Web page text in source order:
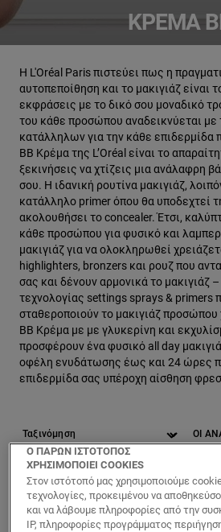
ΚΡΈΜΑ
Η L'Oréal Paris πιστεύει πως η
αυτοπεποίθηση και το μακιγιάζ είναι
εκφράσεις με το δικό σου μοναδικό
του κάθε προσώπου αναδεικνύεται με
κατάλληλων για την κάθε επιδερμίδα
BB Κρέμα της L’Oréal είναι το
ξεκινήσεις να χτίζεις μια ανάλαφρη
σου. Η ιδανική ρουτίνα μακιγιάζ,
κατάλληλο primer όπου θα υποδεχτεί
ακολουθήσει το concealer. Έτσι,
κάθε προσώπου για φυσικό και
μακιγιάζ για να ολοκληρωθεί
highlighters, bronzers και ρουζ που
σας και δένουν αρμονικά το μακιγιάζ
τεχνολογίας settings sprays & primers
σταθεροποιούν το μακιγιάζ
BB Κρέμα με με γλυκερίνη και
προσφέρουν ένα φυσικό all day
οφέλη ενυδάτωσης έως και 24 ώρες
επιδερμίδα σας υπέροχη αίσθηση
1
ΟΙ
Ο ΠΑΡΩΝ ΙΣΤΟΤΟΠΟΣ
ΧΡΗΣΙΜΟΠΟΙΕΙ COOKIES
Στον ιστότοπό μας χρησιμοποιούμε
τεχνολογίες, προκειμένου να
και να λάβουμε πληροφορίες από την
IP, πληροφορίες προγράμματος